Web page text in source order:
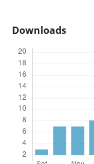
Downloads